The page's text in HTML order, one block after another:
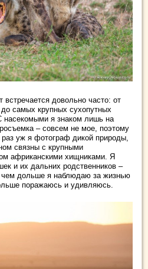
встречается довольно часто: от
самых крупных сухопутных
я знаком лишь на
– совсем не мое, поэтому
уж я фотограф дикой природы,
связны с крупными
африканскими хищниками. Я
и их дальних родственников –
чем дольше я наблюдаю за жизнью
поражаюсь и удивляюсь.